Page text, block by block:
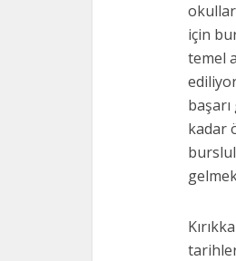
için
temel
kadar